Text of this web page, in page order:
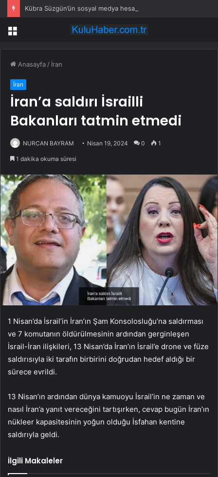
Menü
Anasayfa / İran
İran
İran’a saldırı İsrailli
Bakanları tatmin etmedi
NURCAN BAYRAM Nisan 19, 2024 0 1
1 dakika okuma süresi
1 Nisan’da İsrail’in İran’ın Şam Konsolosluğu’na saldırması
ve 7 komutanın öldürülmesinin ardından gerginleşen
İsrail-İran ilişkileri, 13 Nisan’da İran’ın İsrail’e drone ve füze
saldırısıyla iki tarafın birbirini doğrudan hedef aldığı bir
sürece evrildi.
13 Nisan’ın ardından dünya kamuoyu İsrail’in ne zaman ve
nasıl İran’a yanıt vereceğini tartışırken, cevap bugün İran’ın
nükleer kapasitesinin yoğun olduğu İsfahan kentine
saldırıyla geldi.
İlgili Makaleler